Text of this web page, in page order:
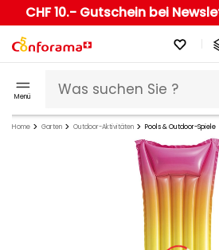
CHF 10.- Gutschein bei
Menü
Home Garten Outdoor-Aktivitäten Pools & Outdoor-Spiele